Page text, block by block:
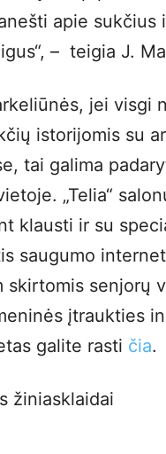
apie sukčius
– teigia J.
jei visgi
istorijomis su
tai galima
„Telia“
klausti ir su
saugumo
skirtomis senjorų
įtraukties
galite rasti čia.
žiniasklaidai